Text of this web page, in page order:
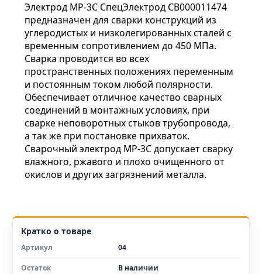
Электрод МР-3С СпецЭлектрод СВ000011474
предназначен для сварки конструкций из
углеродистых и низколегированных сталей с
временным сопротивлением до 450 МПа.
Сварка проводится во всех
пространственных положениях переменным
и постоянным током любой полярности.
Обеспечивает отличное качество сварных
соединений в монтажных условиях, при
сварке неповоротных стыков трубопровода,
а так же при постановке прихваток.
Сварочный электрод МР-3С допускает сварку
влажного, ржавого и плохо очищенного от
окислов и других загрязнений металла.
Кратко о товаре
Артикул 04
Остаток В наличии